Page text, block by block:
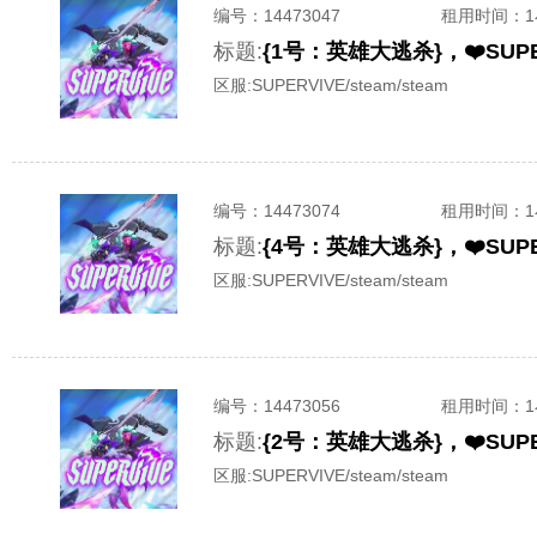
编号： 14473047 租用时间 ：
标题:
区服:SUPERVIVE/steam/steam
编号： 14473074 租用时间 ：
标题:
区服:SUPERVIVE/steam/steam
编号： 14473056 租用时间 ：
标题:
区服:SUPERVIVE/steam/steam